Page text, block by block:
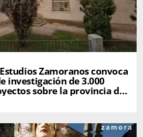
Zamoranos convoca
investigación de 3.000
sobre la provincia de